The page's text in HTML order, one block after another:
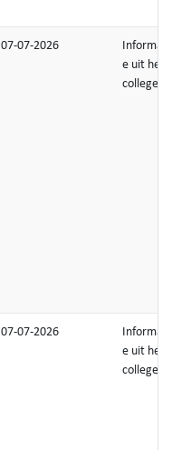
07-07-2026
Informati
e uit het
college
07-07-2026
Informati
e uit het
college